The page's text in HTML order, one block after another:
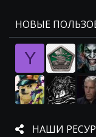
НОВЫЕ
Y
НАШИ